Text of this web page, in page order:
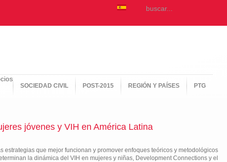
SOCIEDAD CIVIL POST-2015 REGIÓN Y PAÍSES PTG
jóvenes y VIH en América Latina
que mejor funcionan y promover enfoques teóricos y metodológicos
la dinámica del VIH en mujeres y niñas, Development Connections y el